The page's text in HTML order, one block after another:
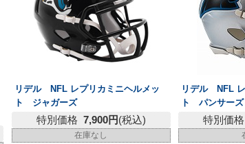
リデル NFL レプリカミニヘルメッ
ト ジャガーズ
特別価格 7,900円(税込)
在庫なし
リデル NFL
ト パンサーズ
特別価格